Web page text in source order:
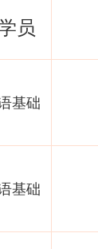
员
基础
基础